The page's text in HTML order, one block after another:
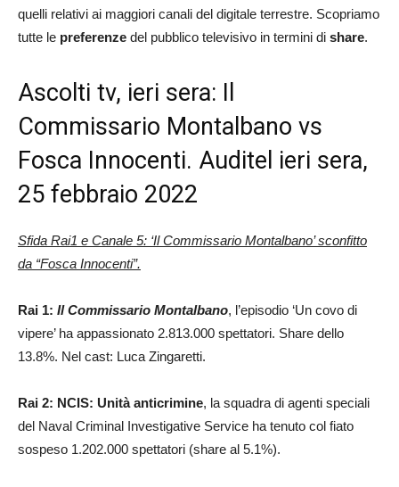
quelli relativi ai maggiori canali del digitale terrestre. Scopriamo
tutte le preferenze del pubblico televisivo in termini di share.
Ascolti tv, ieri sera: Il
Commissario Montalbano vs
Fosca Innocenti. Auditel ieri sera,
25 febbraio 2022
Sfida Rai1 e Canale 5: ‘Il Commissario Montalbano’ sconfitto
da “Fosca Innocenti”.
Rai 1: Il Commissario Montalbano, l’episodio ‘Un covo di
vipere’ ha appassionato 2.813.000 spettatori. Share dello
13.8%. Nel cast: Luca Zingaretti.
Rai 2: NCIS: Unità anticrimine, la squadra di agenti speciali
del Naval Criminal Investigative Service ha tenuto col fiato
sospeso 1.202.000 spettatori (share al 5.1%).